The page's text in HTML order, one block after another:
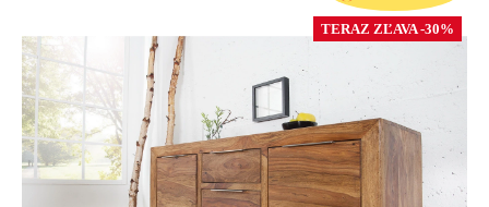
TERAZ ZĽAVA -30%